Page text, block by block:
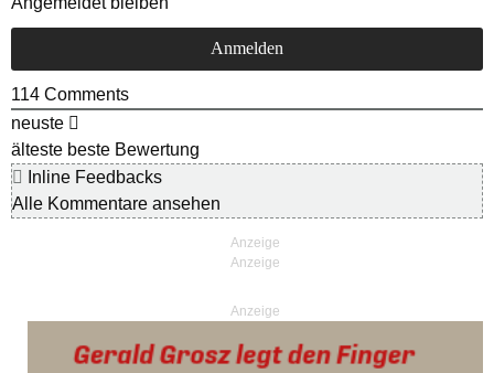
114 Comments
neuste
älteste beste Bewertung
Inline Feedbacks
Alle Kommentare ansehen
Anzeige